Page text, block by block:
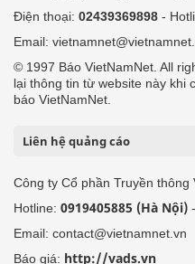
Điện thoại: 02439369898 -
Email:
© 1997 Báo VietNamNet. All
lại thông tin từ website này khi
báo VietNamNet.
Liên hệ quảng cáo
Công ty Cổ phần Truyền thông
Hotline: 0919405885 (Hà Nội) -
Email: contact@vietnamnet.vn
Báo giá: http://vads.vn